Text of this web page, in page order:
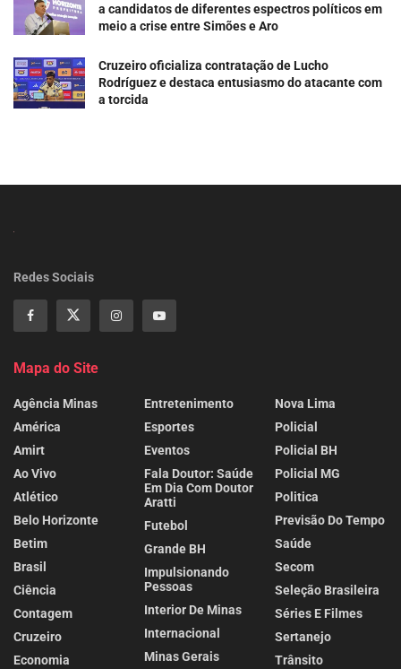
a candidatos de diferentes espectros políticos em
meio a crise entre Simões e Aro
Cruzeiro oficializa contratação de Lucho
Rodríguez e destaca entusiasmo do atacante com
a torcida
Redes Sociais
Mapa do Site
Agência Minas
América
Amirt
Ao Vivo
Atlético
Belo Horizonte
Betim
Brasil
Ciência
Contagem
Cruzeiro
Economia
Entretenimento
Esportes
Eventos
Fala Doutor: Saúde
Em Dia Com Doutor
Aratti
Futebol
Grande BH
Impulsionando
Pessoas
Interior De Minas
Internacional
Minas Gerais
Nova Lima
Policial
Policial BH
Policial MG
Politica
Previsão Do Tempo
Saúde
Secom
Seleção Brasileira
Séries E Filmes
Sertanejo
Trânsito